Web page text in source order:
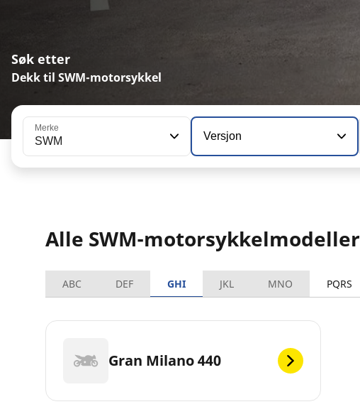
Søk etter
Dekk til SWM-motorsykkel
Merke
SWM Versjon
Alle SWM-motorsykkelmodeller
ABC DEF GHI JKL MNO PQRS
Gran Milano 440